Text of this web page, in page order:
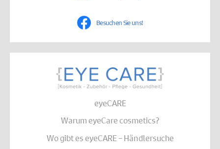
Besuchen Sie uns!
eyeCARE
Warum eyeCare cosmetics?
Wo gibt es eyeCARE – Händlersuche